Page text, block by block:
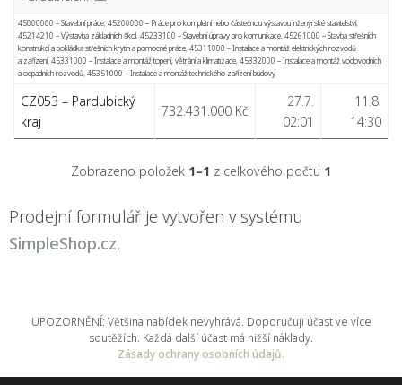
45000000 – Stavební práce,45200000 – Práce pro kompletní nebo částečnou výstavbu inženýrské stavitelství,
45214210 – Výstavba základních škol,45233100 – Stavební úpravy pro komunikace,45261000 – Stavba střešních
konstrukcí a pokládka střešních krytin a pomocné práce,45311000 – Instalace a montáž elektrických rozvodů
a zařízení,45331000 – Instalace a montáž topení, větrání a klimatizace,45332000 – Instalace a montáž vodovodních
a odpadních rozvodů,45351000 – Instalace a montáž technického zařízení budovy
CZ053 – Pardubický
kraj
732.431.000 Kč
27.7.
02:01
11.8.
14:30
Zobrazeno položek 1–1 z celkového počtu 1
Prodejní formulář je vytvořen v systému
SimpleShop.cz.
UPOZORNĚNÍ: Většina nabídek nevyhrává. Doporučuji účast ve více
soutěžích. Každá další účast má nižší náklady.
Zásady ochrany osobních údajů.